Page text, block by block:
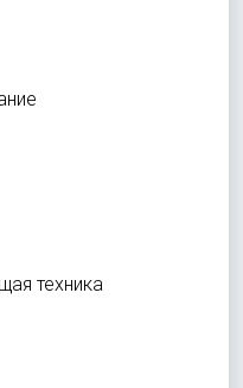
техника